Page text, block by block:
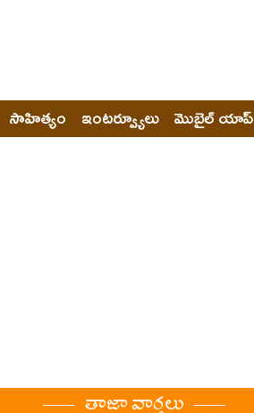
సాహిత్యం ఇంటర్వ్యూలు మొబైల్ యాప్
తాజా వార్తలు